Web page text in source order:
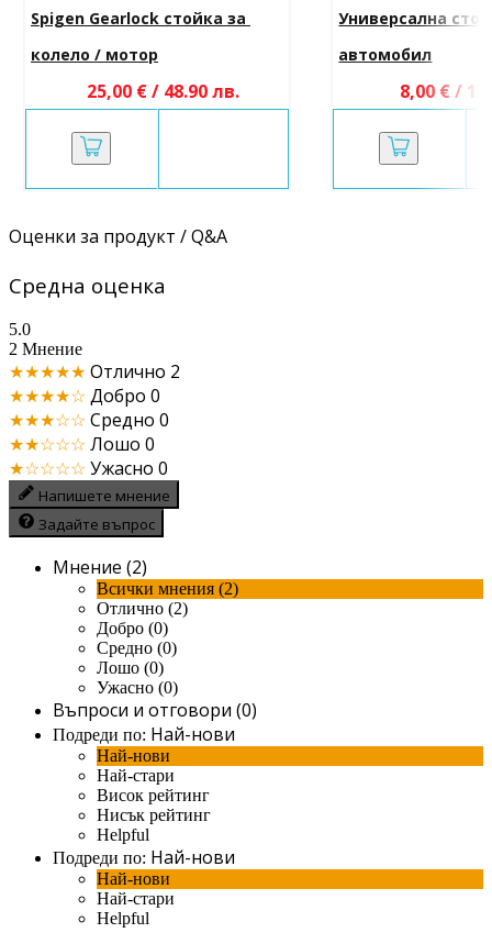
Spigen Gearlock стойка за
колело / мотор
25,00 € / 48.90 лв.
Универсална
автомобил
8,00 € /
Оценки за продукт / Q&A
Средна оценка
5.0
2 Мнение
★★★★★ Отлично 2
★★★★☆ Добро 0
★★★☆☆ Средно 0
★★☆☆☆ Лошо 0
★☆☆☆☆ Ужасно 0
Напишете мнение
Задайте въпрос
Мнение (2)
Всички мнения (2)
Отлично (2)
Добро (0)
Средно (0)
Лошо (0)
Ужасно (0)
Въпроси и отговори (0)
Подреди по: Най-нови
Най-нови
Най-стари
Висок рейтинг
Нисък рейтинг
Helpful
Подреди по: Най-нови
Най-нови
Най-стари
Helpful